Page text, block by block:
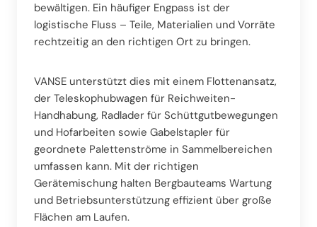
bewältigen. Ein häufiger Engpass ist der
logistische Fluss – Teile, Materialien und Vorräte
rechtzeitig an den richtigen Ort zu bringen.
VANSE unterstützt dies mit einem Flottenansatz,
der Teleskophubwagen für Reichweiten-
Handhabung, Radlader für Schüttgutbewegungen
und Hofarbeiten sowie Gabelstapler für
geordnete Palettenströme in Sammelbereichen
umfassen kann. Mit der richtigen
Gerätemischung halten Bergbauteams Wartung
und Betriebsunterstützung effizient über große
Flächen am Laufen.